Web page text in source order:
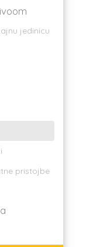
jedinicu
pristojbe